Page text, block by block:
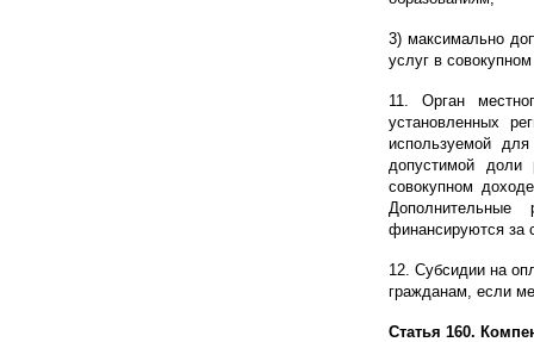
3) максимально
услуг в
11. Орган
установленных
используемой
допустимой
совокупном
финансируются за
12. Субсидии на
гражданам, если
Статья 160.